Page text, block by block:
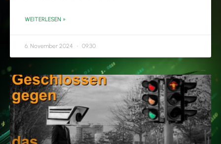
WEITERLESEN »
6. November 2024 09:30